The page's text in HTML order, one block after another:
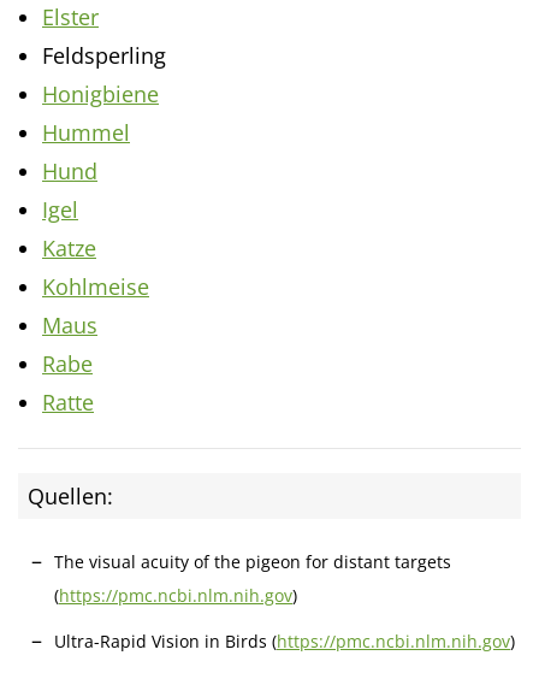
Elster
Feldsperling
Honigbiene
Hummel
Hund
Igel
Katze
Kohlmeise
Maus
Rabe
Ratte
Quellen:
The visual acuity of the pigeon for distant targets
(https://pmc.ncbi.nlm.nih.gov)
Ultra-Rapid Vision in Birds (https://pmc.ncbi.nlm.nih.gov)